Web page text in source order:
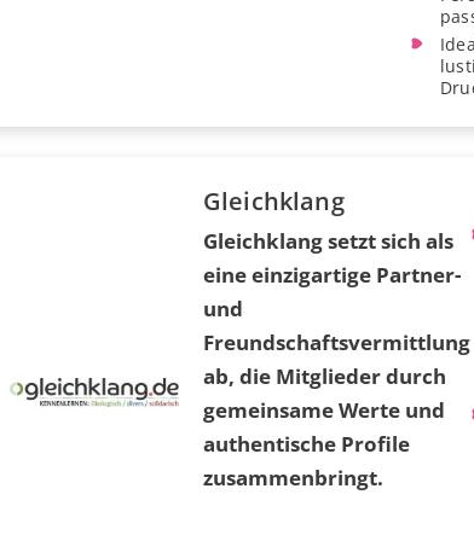
Gleichklang
Gleichklang setzt sich als
eine einzigartige Partner-
und
Freundschaftsvermittlung
ab, die Mitglieder durch
gemeinsame Werte und
authentische Profile
zusammenbringt.